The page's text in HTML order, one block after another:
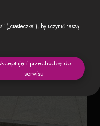
(„ciasteczka”), by uczynić naszą
i przechodzę do
serwisu